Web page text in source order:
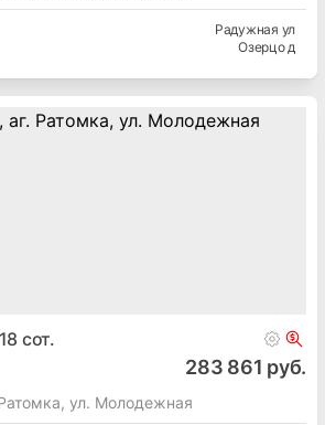
Радужная ул
Озерцо д
18 сот.
283 861 руб.
ул. Молодежная